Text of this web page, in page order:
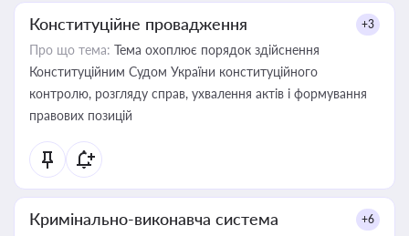
Конституційне провадження +3
Про що тема: Тема охоплює порядок здійснення
Конституційним Судом України конституційного
контролю, розгляду справ, ухвалення актів і формування
правових позицій
Кримінально-виконавча система +6